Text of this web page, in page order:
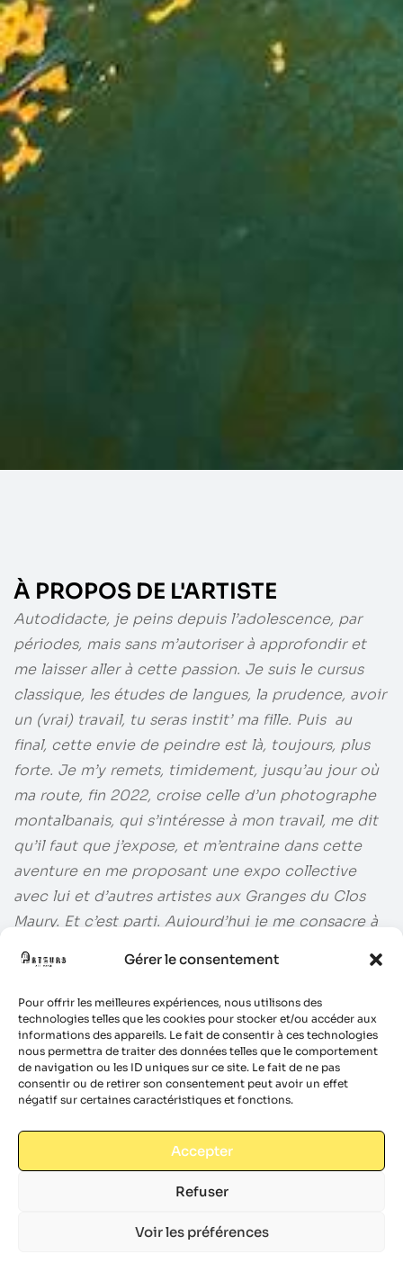
Gérer le consentement
Pour offrir les meilleures expériences, nous utilisons des
technologies telles que les cookies pour stocker et/ou accéder aux
informations des appareils. Le fait de consentir à ces technologies
nous permettra de traiter des données telles que le comportement
de navigation ou les ID uniques sur ce site. Le fait de ne pas
consentir ou de retirer son consentement peut avoir un effet
négatif sur certaines caractéristiques et fonctions.
Accepter
Refuser
Voir les préférences
À PROPOS DE L'ARTISTE
Autodidacte, je peins depuis l’adolescence, par
périodes, mais sans m’autoriser à approfondir et
me laisser aller à cette passion. Je suis le cursus
classique, les études de langues, la prudence, avoir
un (vrai) travail, tu seras instit’ ma fille. Puis au
final, cette envie de peindre est là, toujours, plus
forte. Je m’y remets, timidement, jusqu’au jour où
ma route, fin 2022, croise celle d’un photographe
montalbanais, qui s’intéresse à mon travail, me dit
qu’il faut que j’expose, et m’entraine dans cette
aventure en me proposant une expo collective
avec lui et d’autres artistes aux Granges du Clos
Maury. Et c’est parti. Aujourd’hui je me consacre à
la peinture de plus en plus. Je travaille mon style,
mes techniques, j’apprends auprés d’autres artistes
… Et je suis curieuse de voir où cela va me mener …
J’utilise principalement l’acrylique et les couteaux.
J’aime jouer avec la matière, les épaisseurs, les
couches de peintures et de couleurs qui se
parlent.